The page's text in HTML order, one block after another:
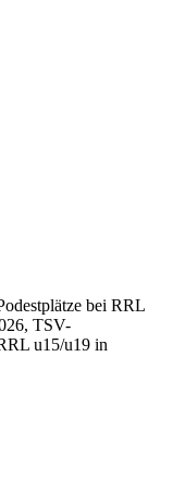
bei RRL
TSV-
u15/u19 in